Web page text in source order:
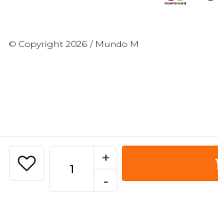
+
-
© Copyright 2026 / Mundo M